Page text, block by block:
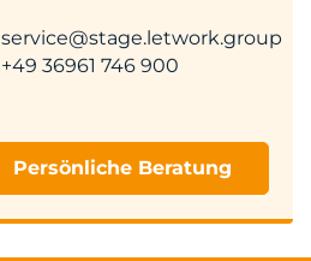
service@stage.letwork.group
+49 36961 746 900
Persönliche Beratung